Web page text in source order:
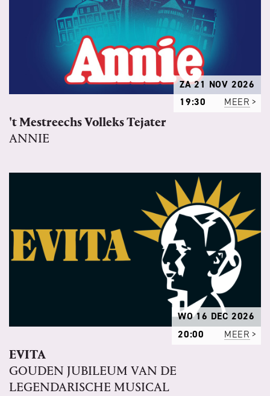
ZA 21 NOV 2026
19:30
MEER
't Mestreechs Volleks Tejater
ANNIE
WO 16 DEC 2026
20:00
MEER
EVITA
GOUDEN JUBILEUM VAN DE
LEGENDARISCHE MUSICAL